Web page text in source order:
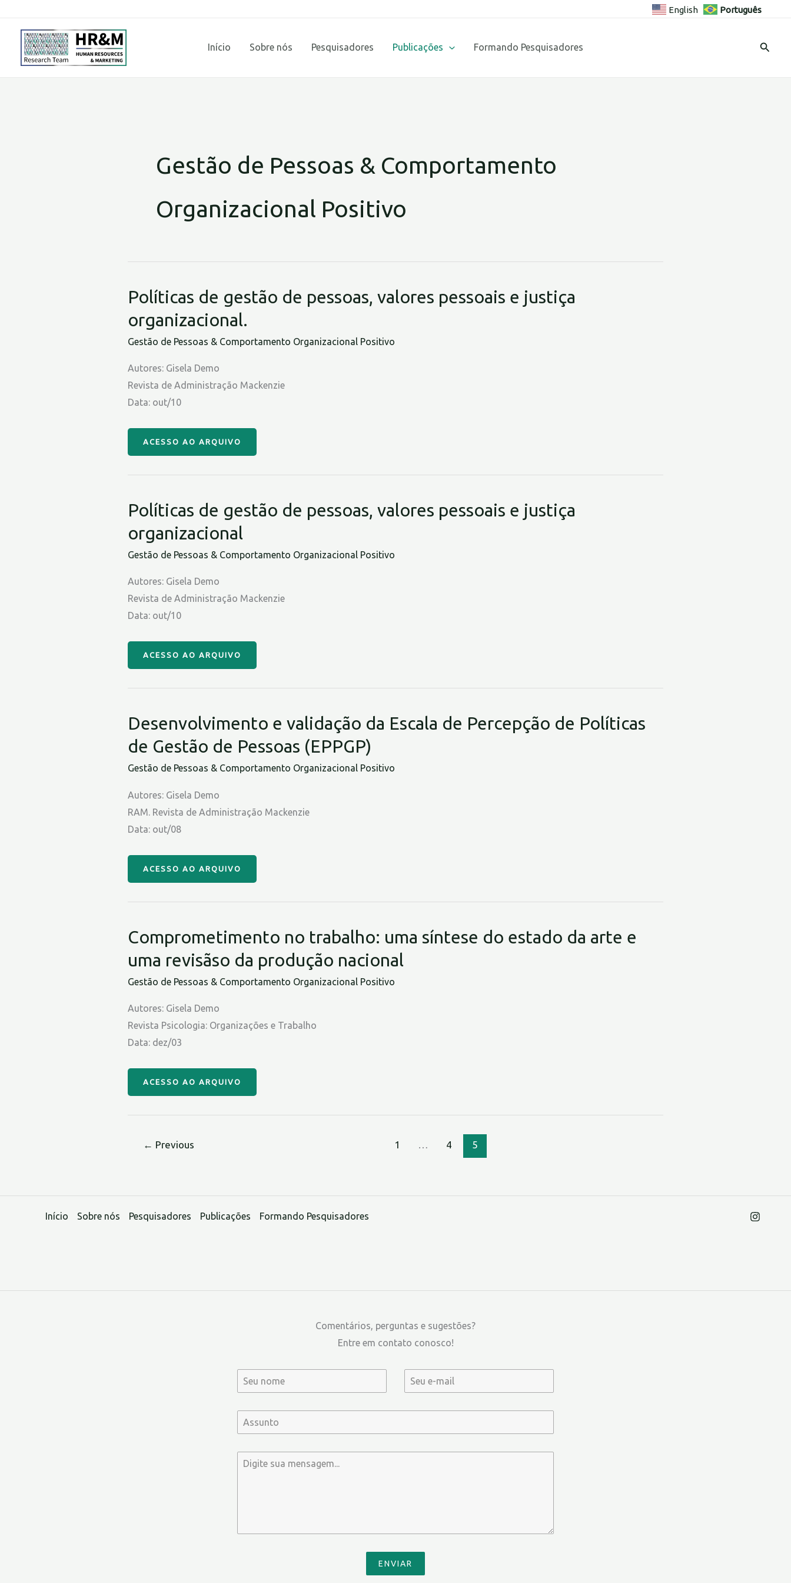
conteúdo
English Português
Início Sobre nós Pesquisadores Publicações Formando Pesquisadores
Gestão de Pessoas & Comportamento
Organizacional Positivo
Políticas de gestão de pessoas, valores pessoais e justiça
organizacional.
Gestão de Pessoas & Comportamento Organizacional Positivo
Autores: Gisela Demo
Revista de Administração Mackenzie
Data: out/10
ACESSO AO ARQUIVO
Políticas de gestão de pessoas, valores pessoais e justiça
organizacional
Gestão de Pessoas & Comportamento Organizacional Positivo
Autores: Gisela Demo
Revista de Administração Mackenzie
Data: out/10
ACESSO AO ARQUIVO
Desenvolvimento e validação da Escala de Percepção de Políticas
de Gestão de Pessoas (EPPGP)
Gestão de Pessoas & Comportamento Organizacional Positivo
Autores: Gisela Demo
RAM. Revista de Administração Mackenzie
Data: out/08
ACESSO AO ARQUIVO
Comprometimento no trabalho: uma síntese do estado da arte e
uma revisãso da produção nacional
Gestão de Pessoas & Comportamento Organizacional Positivo
Autores: Gisela Demo
Revista Psicologia: Organizações e Trabalho
Data: dez/03
ACESSO AO ARQUIVO
← Previous 1 4 5
Início Sobre nós Pesquisadores Publicações Formando Pesquisadores
Comentários, perguntas e sugestões?
Entre em contato conosco!
ENVIAR